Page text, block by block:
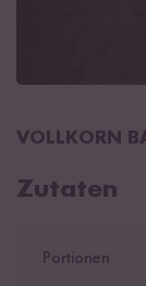
VOLLKORN
Zutaten
Portionen